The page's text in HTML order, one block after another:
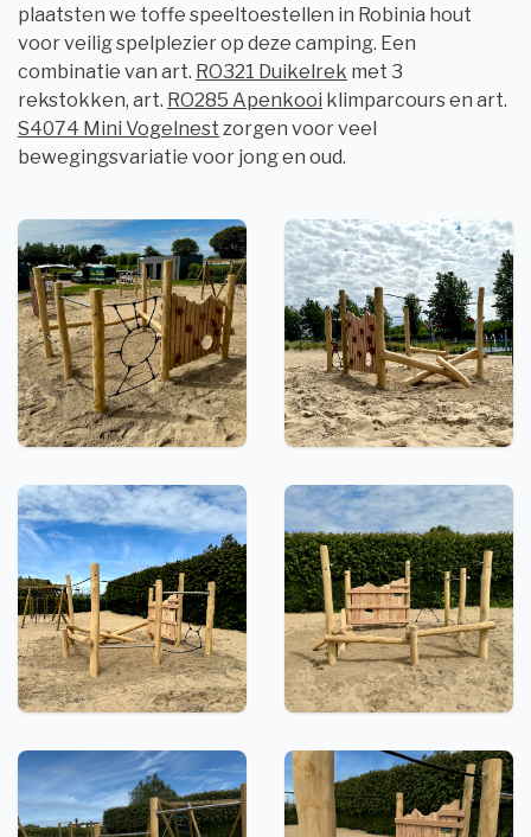
plaatsten we toffe speeltoestellen in Robinia hout
voor veilig spelplezier op deze camping. Een
combinatie van art. RO321 Duikelrek met 3
rekstokken, art. RO285 Apenkooi klimparcours en art.
S4074 Mini Vogelnest zorgen voor veel
bewegingsvariatie voor jong en oud.